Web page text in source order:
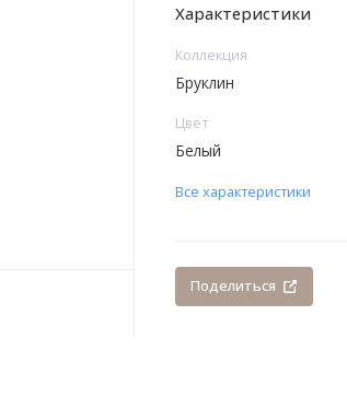
Характеристики
Коллекция
Бруклин
Цвет
Белый
Все характеристики
Поделиться